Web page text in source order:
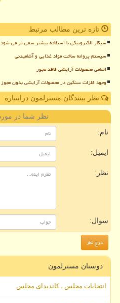
تازه ترین مطالب مرتبط
سیگار الکترونیکی با استفاده بیشتر سمی تر می شود
سیستم پروانه ساخت مواد غذایی و آشامیدنی
اسامی محصولات آرایشی فاقد مجوز
وجود فلزات سنگین در محصولات آرایشی بدون مجوز
نظر بینندگان مسترلمون دراینباره
نظر شما در
نام:
ایمیل:
نظر:
سوال:
دوستان مسترلمون
انتخابات مجلس ، کاندیدای مجلس